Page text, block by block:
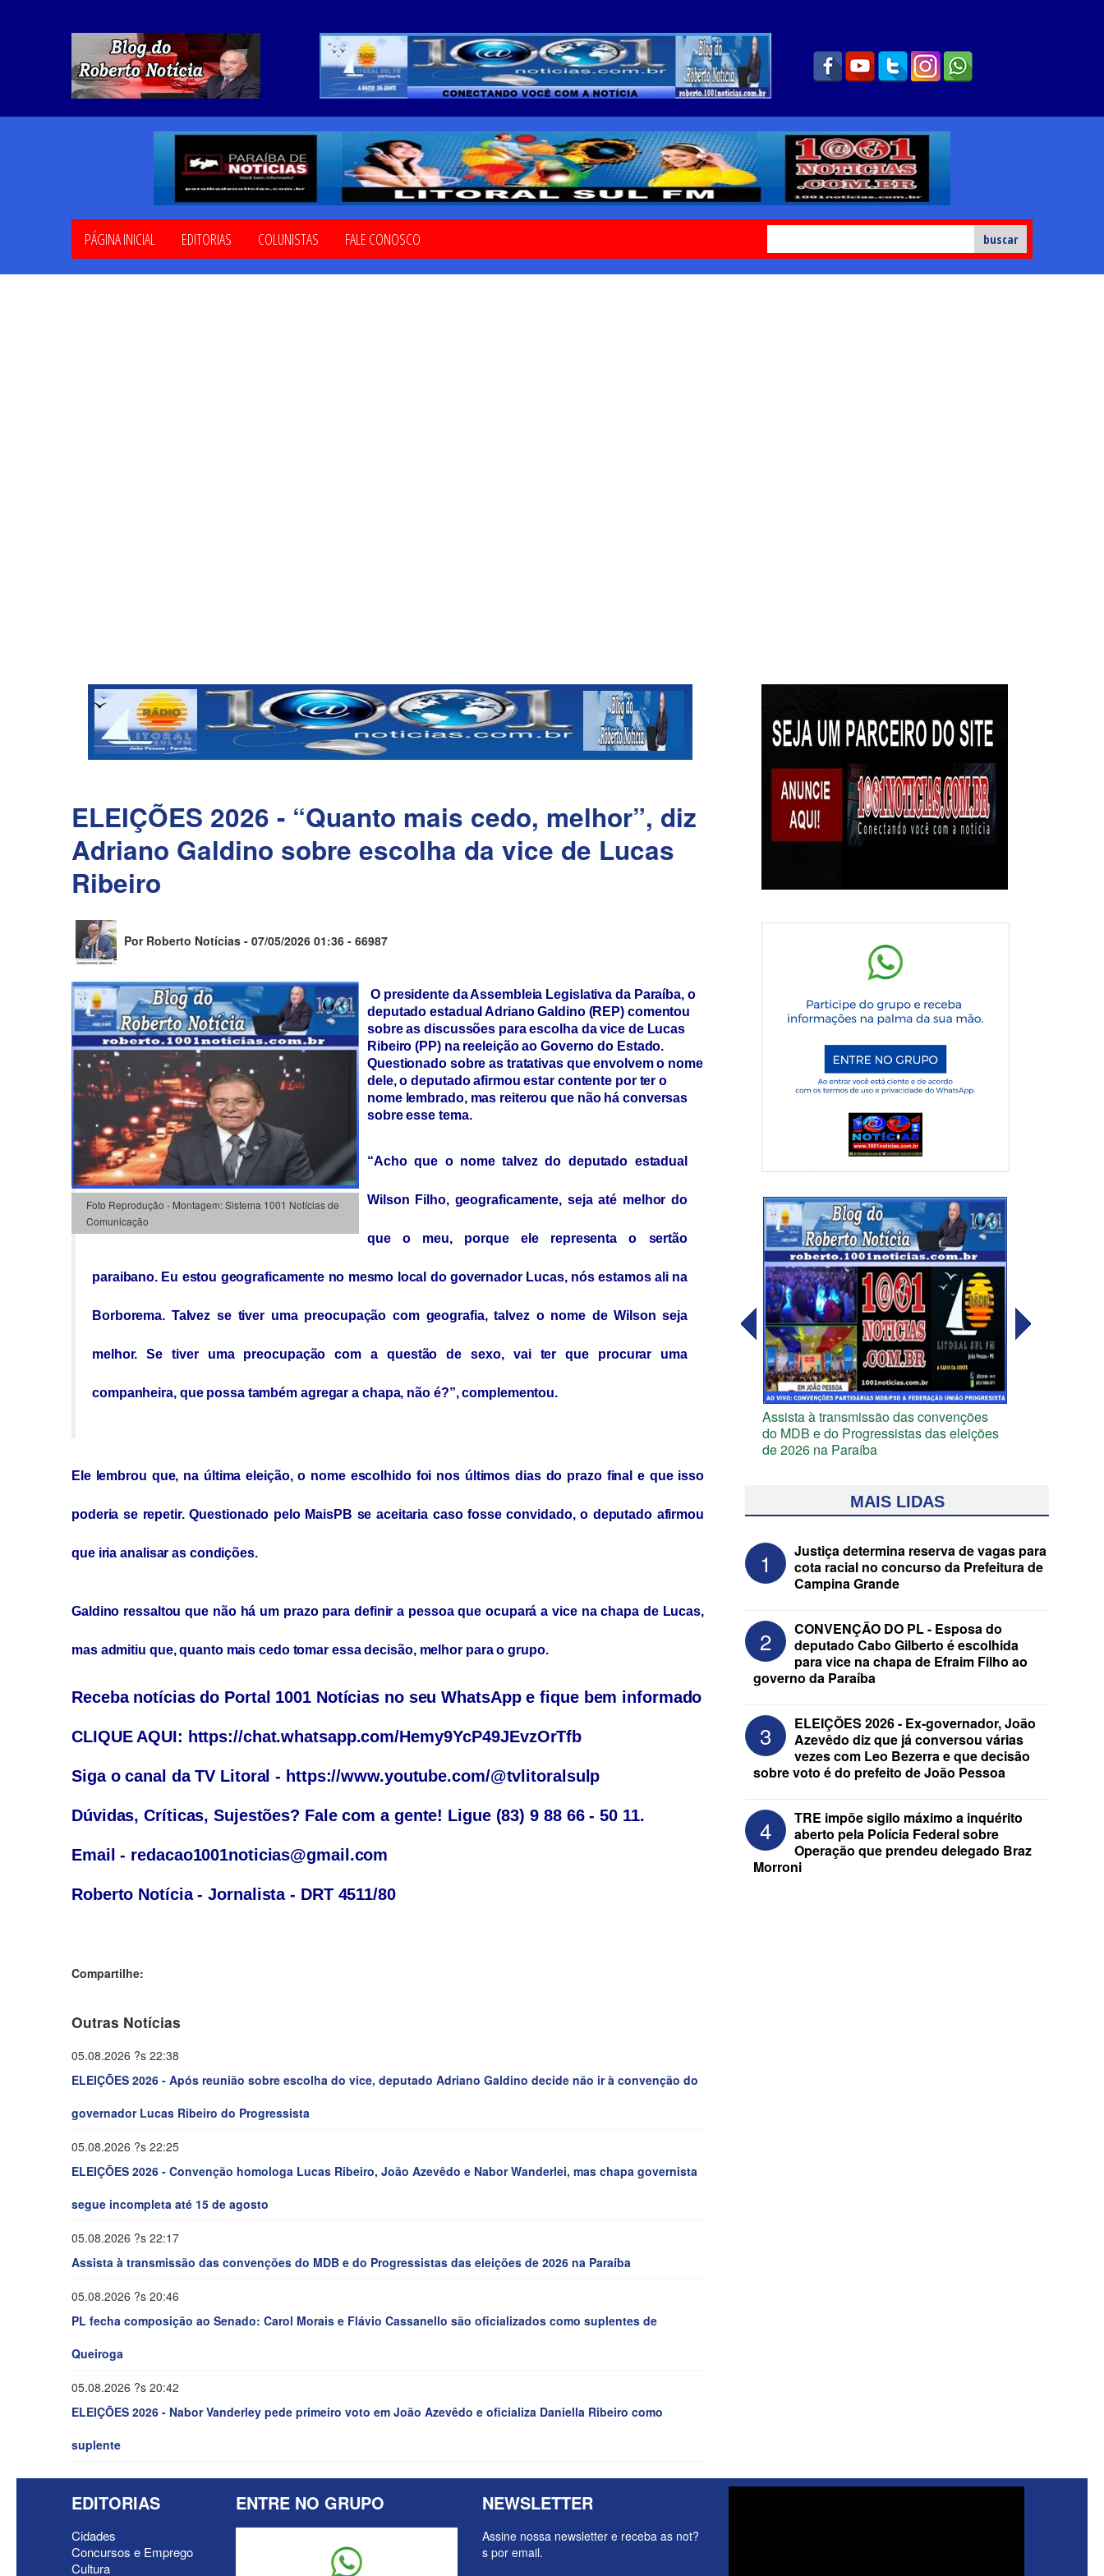
PÁGINA INICIAL EDITORIAS COLUNISTAS FALE CONOSCO
ELEIÇÕES 2026 - “Quanto mais cedo, melhor”, diz
Adriano Galdino sobre escolha da vice de Lucas
Ribeiro
Por Roberto Notícias - 07/05/2026 01:36 - 66987
Foto Reprodução - Montagem: Sistema 1001 Notícias de
Comunicação
O presidente da Assembleia Legislativa da Paraíba, o
deputado estadual Adriano Galdino (REP) comentou
sobre as discussões para escolha da vice de Lucas
Ribeiro (PP) na reeleição ao Governo do Estado.
Questionado sobre as tratativas que envolvem o nome
dele, o deputado afirmou estar contente por ter o
nome lembrado, mas reiterou que não há conversas
sobre esse tema.
“Acho que o nome talvez do deputado estadual
Wilson Filho, geograficamente, seja até melhor do
que o meu, porque ele representa o sertão
paraibano. Eu estou geograficamente no mesmo local do governador Lucas, nós estamos ali na
Borborema. Talvez se tiver uma preocupação com geografia, talvez o nome de Wilson seja
melhor. Se tiver uma preocupação com a questão de sexo, vai ter que procurar uma
companheira, que possa também agregar a chapa, não é?”, complementou.
Ele lembrou que, na última eleição, o nome escolhido foi nos últimos dias do prazo final e que isso
poderia se repetir. Questionado pelo MaisPB se aceitaria caso fosse convidado, o deputado afirmou
que iria analisar as condições.
Galdino ressaltou que não há um prazo para definir a pessoa que ocupará a vice na chapa de Lucas,
mas admitiu que, quanto mais cedo tomar essa decisão, melhor para o grupo.
Receba notícias do Portal 1001 Notícias no seu WhatsApp e fique bem informado
CLIQUE AQUI: https://chat.whatsapp.com/Hemy9YcP49JEvzOrTfb
Siga o canal da TV Litoral - https://www.youtube.com/@tvlitoralsulp
Dúvidas, Críticas, Sujestões? Fale com a gente! Ligue (83) 9 88 66 - 50 11.
Email - redacao1001noticias@gmail.com
Roberto Notícia - Jornalista - DRT 4511/80
Compartilhe:
Outras Notícias
05.08.2026 ?s 22:38
ELEIÇÕES 2026 - Após reunião sobre escolha do vice, deputado Adriano Galdino decide não ir à convenção do
governador Lucas Ribeiro do Progressista
05.08.2026 ?s 22:25
ELEIÇÕES 2026 - Convenção homologa Lucas Ribeiro, João Azevêdo e Nabor Wanderlei, mas chapa governista
segue incompleta até 15 de agosto
05.08.2026 ?s 22:17
Assista à transmissão das convenções do MDB e do Progressistas das eleições de 2026 na Paraíba
05.08.2026 ?s 20:46
PL fecha composição ao Senado: Carol Morais e Flávio Cassanello são oficializados como suplentes de
Queiroga
05.08.2026 ?s 20:42
ELEIÇÕES 2026 - Nabor Vanderley pede primeiro voto em João Azevêdo e oficializa Daniella Ribeiro como
suplente
Assista à transmissão das convenções
do MDB e do Progressistas das eleições
de 2026 na Paraíba
Federação Brasil da Esperança decide
PCdoB apostam em Lucas
MAIS LIDAS
1
Justiça determina reserva de vagas para
cota racial no concurso da Prefeitura de
Campina Grande
2
CONVENÇÃO DO PL - Esposa do
deputado Cabo Gilberto é escolhida
para vice na chapa de Efraim Filho ao
governo da Paraíba
3
ELEIÇÕES 2026 - Ex-governador, João
Azevêdo diz que já conversou várias
vezes com Leo Bezerra e que decisão
sobre voto é do prefeito de João Pessoa
4
TRE impõe sigilo máximo a inquérito
aberto pela Polícia Federal sobre
Operação que prendeu delegado Braz
Morroni
EDITORIAS
Cidades
Concursos e Emprego
Cultura
ENTRE NO GRUPO NEWSLETTER
Assine nossa newsletter e receba as not?
s por email.